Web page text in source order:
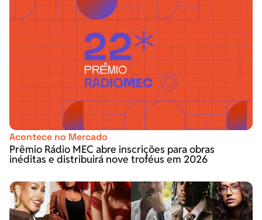
Acontece no Mercado
Prêmio Rádio MEC abre inscrições para obras
inéditas e distribuirá nove troféus em 2026